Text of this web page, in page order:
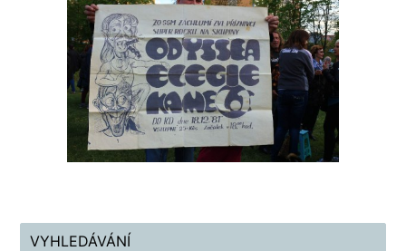
VYHLEDÁVÁNÍ